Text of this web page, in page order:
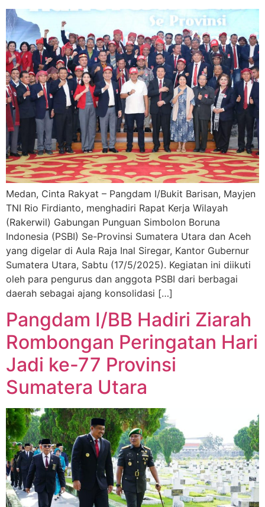
Medan, Cinta Rakyat – Pangdam I/Bukit Barisan, Mayjen
TNI Rio Firdianto, menghadiri Rapat Kerja Wilayah
(Rakerwil) Gabungan Punguan Simbolon Boruna
Indonesia (PSBI) Se-Provinsi Sumatera Utara dan Aceh
yang digelar di Aula Raja Inal Siregar, Kantor Gubernur
Sumatera Utara, Sabtu (17/5/2025). Kegiatan ini diikuti
oleh para pengurus dan anggota PSBI dari berbagai
daerah sebagai ajang konsolidasi […]
Pangdam I/BB Hadiri Ziarah
Rombongan Peringatan Hari
Jadi ke-77 Provinsi
Sumatera Utara